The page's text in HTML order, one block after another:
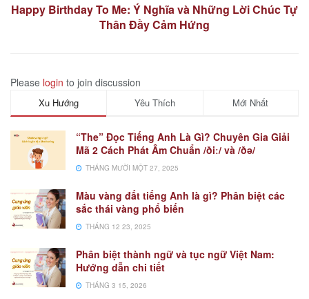
Happy Birthday To Me: Ý Nghĩa và Những Lời Chúc Tự
Thân Đầy Cảm Hứng
Please login to join discussion
Xu Hướng Yêu Thích Mới Nhất
“The” Đọc Tiếng Anh Là Gì? Chuyên Gia Giải
Mã 2 Cách Phát Âm Chuẩn /ðiː/ và /ðə/
THÁNG MƯỜI MỘT 27, 2025
Màu vàng đất tiếng Anh là gì? Phân biệt các
sắc thái vàng phổ biến
THÁNG 12 23, 2025
Phân biệt thành ngữ và tục ngữ Việt Nam:
Hướng dẫn chi tiết
THÁNG 3 15, 2026